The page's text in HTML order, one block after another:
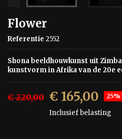
Flower
Referentie 2552
Shona beeldhouwkunst uit
kunstvorm in Afrika van de 20e
€ 220,00 € 165,00
Inclusief belasting